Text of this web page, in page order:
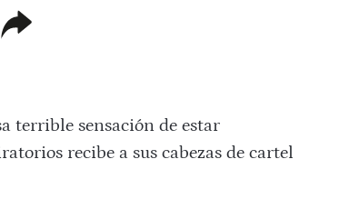
copiar
enlace
terrible sensación de estar
recibe a sus cabezas de cartel